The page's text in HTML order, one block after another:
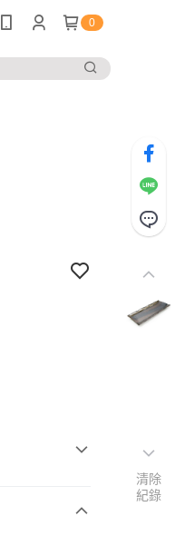
0
清除
紀錄